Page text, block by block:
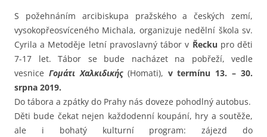
S požehnáním arcibiskupa pražského a českých zemí,
vysokopřeosvíceného Michala, organizuje nedělní škola sv.
Cyrila a Metoděje letní pravoslavný tábor v Řecku pro děti
7-17 let. Tábor se bude nacházet na pobřeží, vedle
vesnice Γομάτι Χαλκιδικής (Homati), v termínu 13. – 30.
srpna 2019.
Do tábora a zpátky do Prahy nás doveze pohodlný autobus.
Děti bude čekat nejen každodenní koupání, hry a soutěže,
ale i bohatý kulturní program: zájezd do